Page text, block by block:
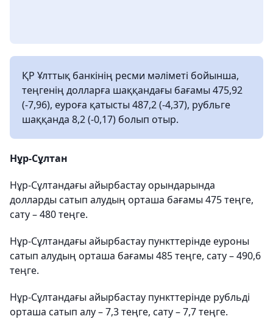
ҚР Ұлттық банкінің ресми мәліметі бойынша,
теңгенің долларға шаққандағы бағамы 475,92
(-7,96), еуроға қатысты 487,2 (-4,37), рубльге
шаққанда 8,2 (-0,17) болып отыр.
Нұр-Сұлтан
Нұр-Сұлтандағы айырбастау орындарында
долларды сатып алудың орташа бағамы 475 теңге,
сату – 480 теңге.
Нұр-Сұлтандағы айырбастау пункттерінде еуроны
сатып алудың орташа бағамы 485 теңге, сату – 490,6
теңге.
Нұр-Сұлтандағы айырбастау пункттерінде рубльді
орташа сатып алу – 7,3 теңге, сату – 7,7 теңге.